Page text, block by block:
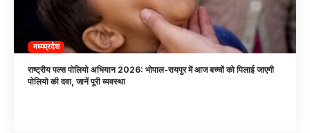
मध्यप्रदेश
राष्ट्रीय पल्स पोलियो अभियान 2026: भोपाल-रायपुर में आज बच्चों को पिलाई जाएगी
पोलियो की दवा, जानें पूरी व्यवस्था